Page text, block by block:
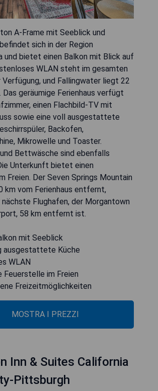
A-Frame mit Seeblick und
sich in der Region
und bietet einen Balkon mit Blick auf
WLAN steht im gesamten
Verfügung, und Fallingwater liegt 22
geräumige Ferienhaus verfügt
einen Flachbild-TV mit
sowie eine voll ausgestattete
Backofen,
Mikrowelle und Toaster.
Bettwäsche sind ebenfalls
Unterkunft bietet einen
Freien. Der Seven Springs Mountain
km vom Ferienhaus entfernt,
nächste Flughafen, der Morgantown
58 km entfernt ist.
mit Seeblick
ausgestattete Küche
WLAN
Feuerstelle im Freien
Freizeitmöglichkeiten
MOSTRA I PREZZI
Inn & Suites California
Pittsburgh